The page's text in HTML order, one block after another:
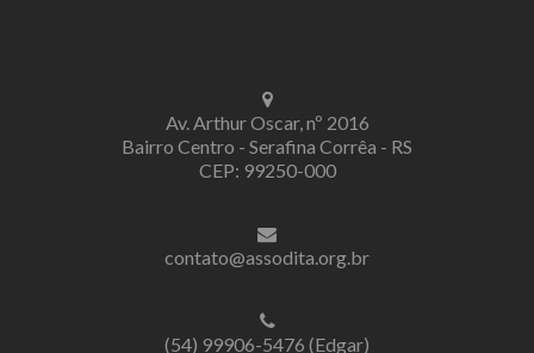
Av. Arthur Oscar, nº 2016
Bairro Centro - Serafina Corrêa - RS
CEP: 99250-000
contato@assodita.org.br
(54) 99906-5476 (Edgar)